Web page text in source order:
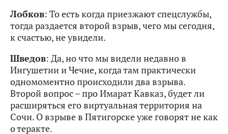
Лобков: То есть когда приезжают спецслужбы,
тогда раздается второй взрыв, чего мы сегодня,
к счастью, не увидели.
Шведов: Да, но что мы видели недавно в
Ингушетии и Чечне, когда там практически
одномоментно происходили два взрыва.
Второй вопрос – про Имарат Кавказ, будет ли
расширяться его виртуальная территория на
Сочи. О взрыве в Пятигорске уже говорят не как
о теракте.